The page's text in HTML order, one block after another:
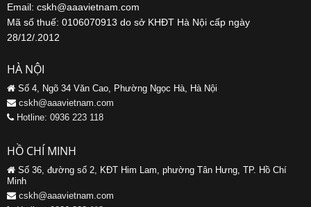
Email: cskh@aaavietnam.com
Mã số thuế: 0106070913 do sở KHĐT Hà Nội cấp ngày
28/12/.2012
HÀ NỘI
Số 4, Ngõ 34 Văn Cao, Phường Ngọc Hà, Hà Nội
cskh@aaavietnam.com
Hotline: 0936 223 118
HỒ CHÍ MINH
Số 36, đường số 2, KĐT Him Lam, phường Tân Hưng, TP. Hồ Chí
Minh
cskh@aaavietnam.com